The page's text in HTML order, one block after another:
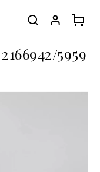
5959